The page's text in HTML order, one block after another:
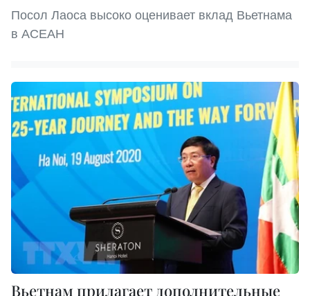
Посол Лаоса высоко оценивает вклад Вьетнама
в АСЕАН
Вьетнам прилагает дополнительные